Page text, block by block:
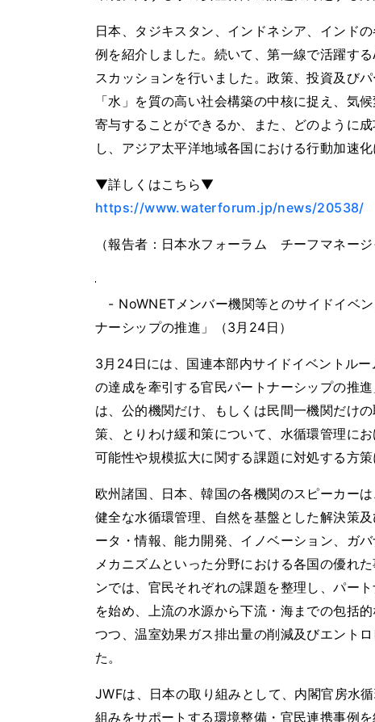
日本、タジキスタン、インドネシア、インド
例を紹介しました。続いて、第一線で活躍す
スカッションを行いました。政策、投資及び
「水」を質の高い社会構築の中核に捉え、気
寄与することができるか、また、どのように
し、アジア太平洋地域各国における行動加速
▼詳しくはこちら▼
https://www.waterforum.jp/news/20538/
（報告者：日本水フォーラム チーフマネー
- NoWNETメンバー機関等とのサイドイベ
ナーシップの推進」（3月24日）
3月24日には、国連本部内サイドイベントル
の達成を牽引する官民パートナーシップの推
は、公的機関だけ、もしくは民間一機関だけ
策、とりわけ緩和策について、水循環管理に
可能性や規模拡大に関する課題に対処する方策
欧州諸国、日本、韓国の各機関のスピーカー
健全な水循環管理、自然を基盤とした解決策
ータ・情報、能力開発、イノベーション、ガ
メカニズムといった分野における各国の優れ
ンでは、官民それぞれの課題を整理し、パー
を始め、上流の水源から下流・海までの包括
つつ、温室効果ガス排出量の削減及びエント
た。
JWFは、日本の取り組みとして、内閣官房水
組みをサポートする環境整備・官民連携事例を